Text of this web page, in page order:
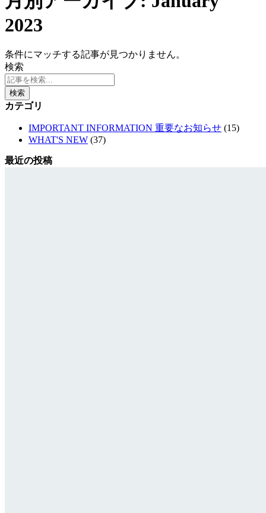
2023
条件にマッチする記事が見つかりません。
検索
検索
カテゴリ
IMPORTANT INFORMATION 重要なお知らせ (15)
WHAT'S NEW (37)
最近の投稿